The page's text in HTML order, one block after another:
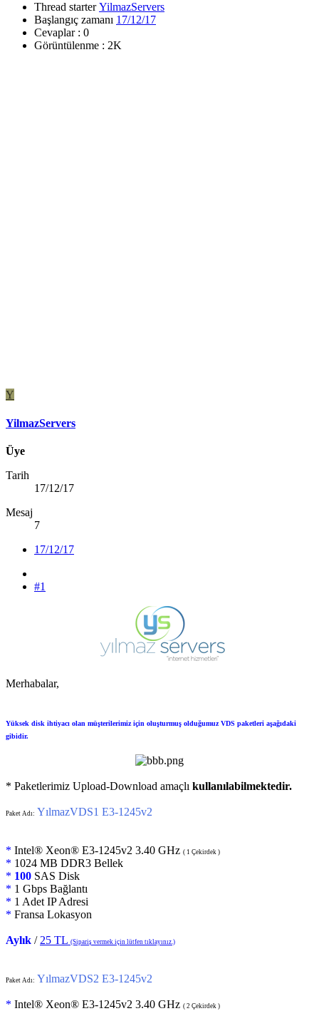
Thread starter YilmazServers
Başlangıç zamanı 17/12/17
Cevaplar : 0
Görüntülenme : 2K
Y
YilmazServers
Üye
Tarih
17/12/17
Mesaj
7
17/12/17
#1
Merhabalar,
Yüksek disk ihtiyacı olan müşterilerimiz için oluşturmuş olduğumuz VDS paketleri aşağıdaki
gibidir.
* Paketlerimiz Upload-Download amaçlı kullanılabilmektedir.
Paket Adı: YılmazVDS1 E3-1245v2
* Intel® Xeon® E3-1245v2 3.40 GHz ( 1 Çekirdek )
* 1024 MB DDR3 Bellek
* 100 SAS Disk
* 1 Gbps Bağlantı
* 1 Adet IP Adresi
* Fransa Lokasyon
Aylık / 25 TL (Sipariş vermek için lütfen tıklayınız.)
Paket Adı: YılmazVDS2 E3-1245v2
* Intel® Xeon® E3-1245v2 3.40 GHz ( 2 Çekirdek )